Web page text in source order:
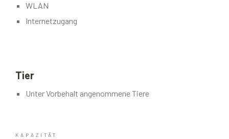
WLAN
Internetzugang
Tier
Unter Vorbehalt angenommene Tiere
KAPAZITÄT